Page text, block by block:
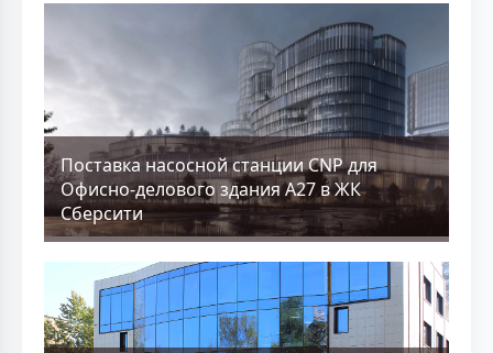
Поставка насосной станции CNP для
Офисно-делового здания А27 в ЖК
Сберсити